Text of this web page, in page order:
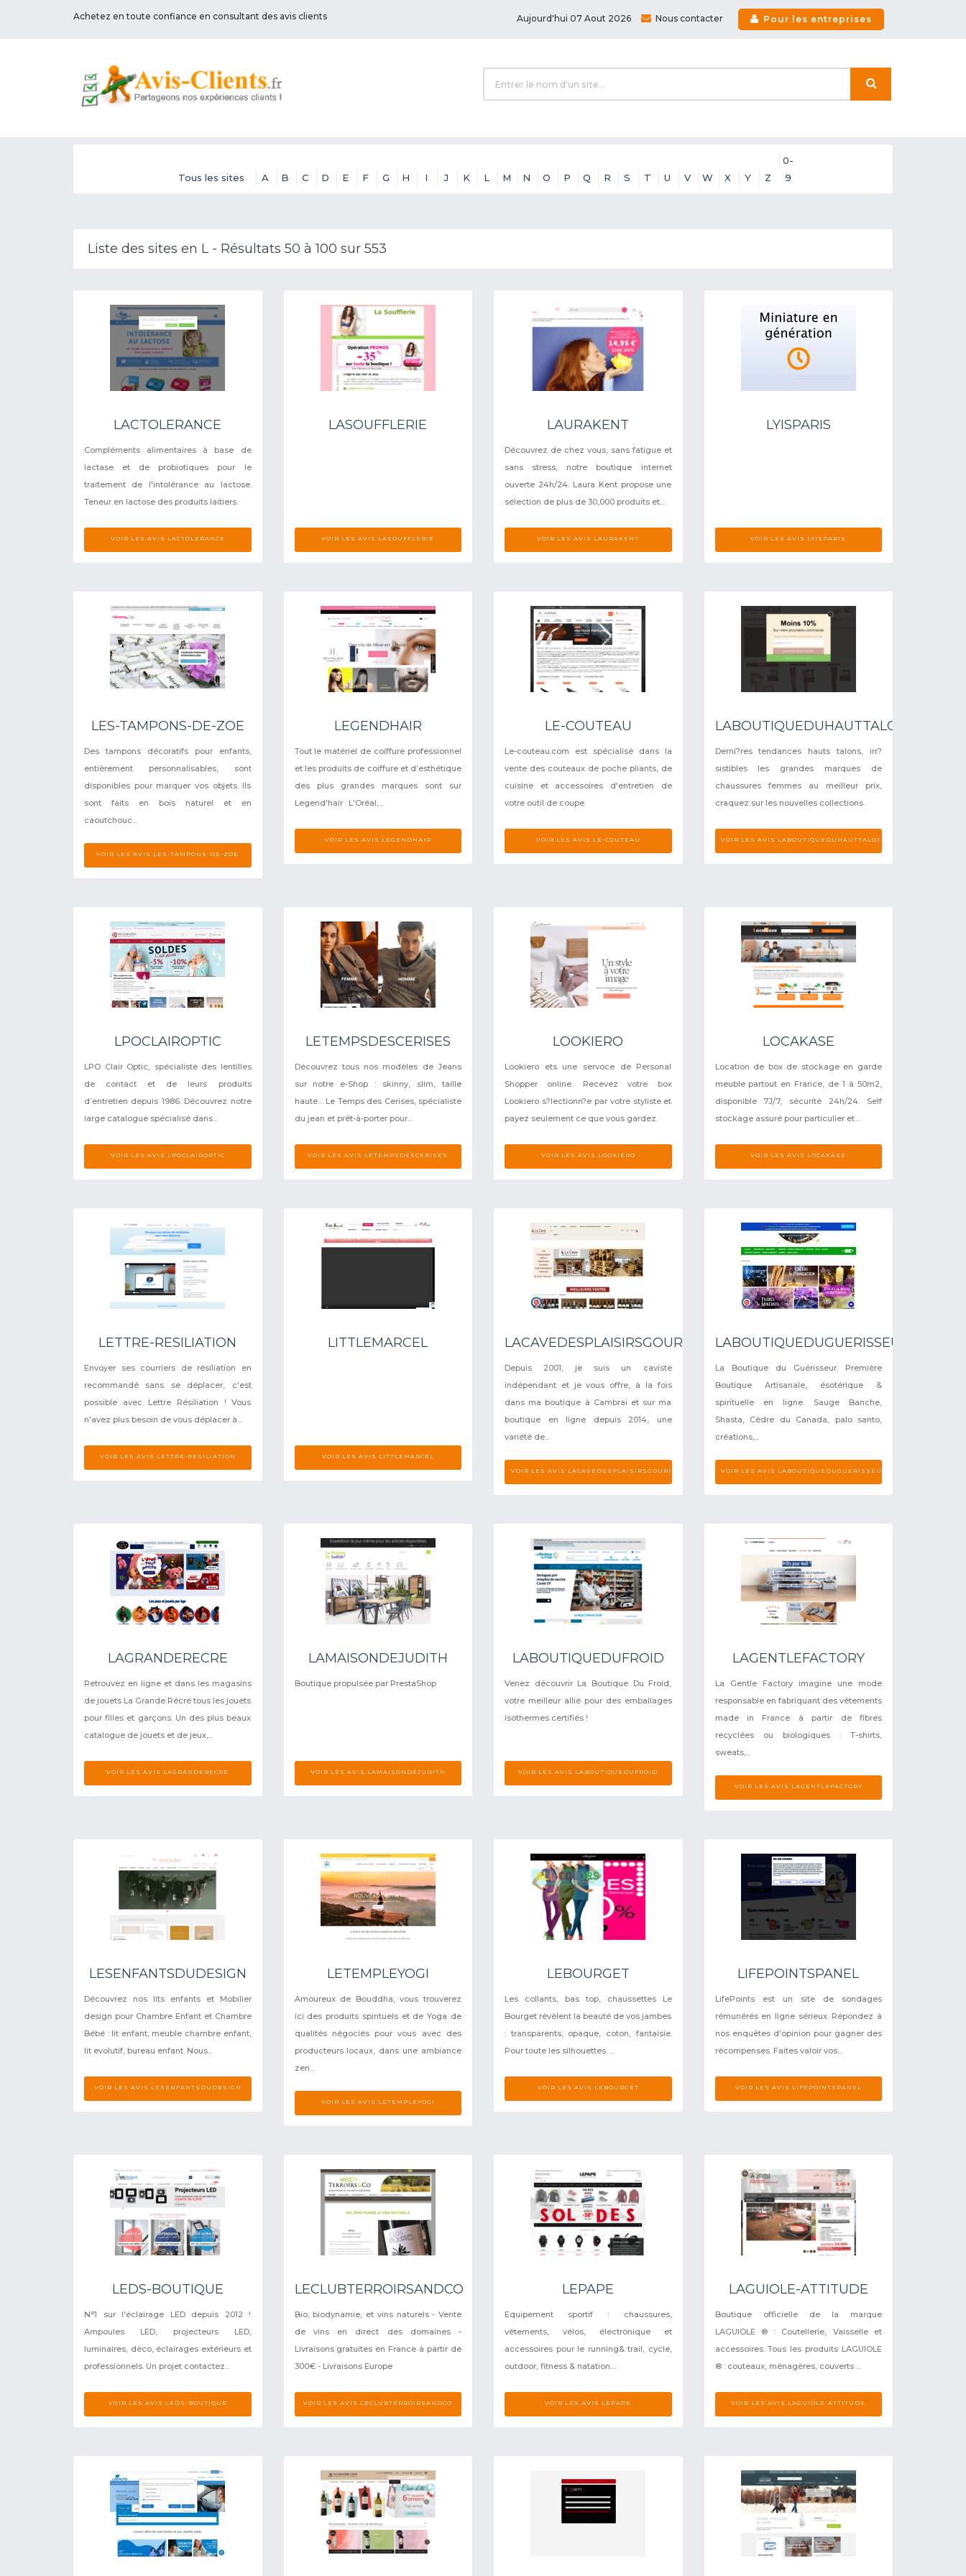
Achetez en toute confiance en consultant des avis clients Aujourd'hui 07 Aout 2026 Nous contacter Pour les entreprises
Tous les sites A B C D E F G H I J K L M N O P Q R S T U V W X Y Z
0-
9
Liste des sites en L - Résultats 50 à 100 sur 553
LACTOLERANCE
Compléments alimentaires à base de
lactase et de probiotiques pour le
traitement de l'intolérance au lactose.
Teneur en lactose des produits laitiers.
VOIR LES AVIS LACTOLERANCE
LASOUFFLERIE
VOIR LES AVIS LASOUFFLERIE
LAURAKENT
Découvrez de chez vous, sans fatigue et
sans stress, notre boutique internet
ouverte 24h/24. Laura Kent propose une
sélection de plus de 30,000 produits et...
VOIR LES AVIS LAURAKENT
LYISPARIS
VOIR LES AVIS LYISPARIS
LES-TAMPONS-DE-ZOE
Des tampons décoratifs pour enfants,
entièrement personnalisables, sont
disponibles pour marquer vos objets. Ils
sont faits en bois naturel et en
caoutchouc...
VOIR LES AVIS LES-TAMPONS-DE-ZOE
LEGENDHAIR
Tout le matériel de coiffure professionnel
et les produits de coiffure et d’esthétique
des plus grandes marques sont sur
Legend'hair : L'Oréal,...
VOIR LES AVIS LEGENDHAIR
LE-COUTEAU
Le-couteau.com est spécialisé dans la
vente des couteaux de poche pliants, de
cuisine et accessoires d'entretien de
votre outil de coupe.
VOIR LES AVIS LE-COUTEAU
LABOUTIQUEDUHAUTTALON
Derni?res tendances hauts talons, irr?
sistibles les grandes marques de
chaussures femmes au meilleur prix,
craquez sur les nouvelles collections.
VOIR LES AVIS LABOUTIQUEDUHAUTTALON
LPOCLAIROPTIC
LPO Clair Optic, spécialiste des lentilles
de contact et de leurs produits
d’entretien depuis 1986. Découvrez notre
large catalogue spécialisé dans...
VOIR LES AVIS LPOCLAIROPTIC
LETEMPSDESCERISES
Découvrez tous nos modèles de Jeans
sur notre e-Shop : skinny, slim, taille
haute… Le Temps des Cerises, spécialiste
du jean et prêt-à-porter pour...
VOIR LES AVIS LETEMPSDESCERISES
LOOKIERO
Lookiero ets une servoce de Personal
Shopper online. Recevez votre box
Lookiero s?lectionn?e par votre styliste et
payez seulement ce que vous gardez.
VOIR LES AVIS LOOKIERO
LOCAKASE
Location de box de stockage en garde
meuble partout en France, de 1 à 50m2,
disponible 7J/7, sécurité 24h/24. Self
stockage assuré pour particulier et...
VOIR LES AVIS LOCAKASE
LETTRE-RESILIATION
Envoyer ses courriers de résiliation en
recommandé sans se déplacer, c'est
possible avec Lettre Résiliation ! Vous
n'avez plus besoin de vous déplacer à...
VOIR LES AVIS LETTRE-RESILIATION
LITTLEMARCEL
VOIR LES AVIS LITTLEMARCEL
LACAVEDESPLAISIRSGOURMANDS
Depuis 2001, je suis un caviste
indépendant et je vous offre, à la fois
dans ma boutique à Cambrai et sur ma
boutique en ligne depuis 2014, une
variété de...
VOIR LES AVIS LACAVEDESPLAISIRSGOURMANDS
LABOUTIQUEDUGUERISSEUR
La Boutique du Guérisseur. Première
Boutique Artisanale, ésotérique &
spirituelle en ligne. Sauge Banche,
Shasta, Cèdre du Canada, palo santo,
créations,...
VOIR LES AVIS LABOUTIQUEDUGUERISSEUR
LAGRANDERECRE
Retrouvez en ligne et dans les magasins
de jouets La Grande Récré tous les jouets
pour filles et garçons. Un des plus beaux
catalogue de jouets et de jeux,...
VOIR LES AVIS LAGRANDERECRE
LAMAISONDEJUDITH
Boutique propulsée par PrestaShop
VOIR LES AVIS LAMAISONDEJUDITH
LABOUTIQUEDUFROID
Venez découvrir La Boutique Du Froid,
votre meilleur allié pour des emballages
isothermes certifiés !
VOIR LES AVIS LABOUTIQUEDUFROID
LAGENTLEFACTORY
La Gentle Factory imagine une mode
responsable en fabriquant des vêtements
made in France à partir de fibres
recyclées ou biologiques : T-shirts,
sweats,...
VOIR LES AVIS LAGENTLEFACTORY
LESENFANTSDUDESIGN
Découvrez nos lits enfants et Mobilier
design pour Chambre Enfant et Chambre
Bébé : lit enfant, meuble chambre enfant,
lit evolutif, bureau enfant. Nous...
VOIR LES AVIS LESENFANTSDUDESIGN
LETEMPLEYOGI
Amoureux de Bouddha, vous trouverez
ici des produits spirituels et de Yoga de
qualités négociés pour vous avec des
producteurs locaux, dans une ambiance
zen...
VOIR LES AVIS LETEMPLEYOGI
LEBOURGET
Les collants, bas top, chaussettes Le
Bourget révèlent la beauté de vos jambes
: transparents, opaque, coton, fantaisie.
Pour toute les silhouettes. ...
VOIR LES AVIS LEBOURGET
LIFEPOINTSPANEL
LifePoints est un site de sondages
rémunérés en ligne sérieux. Répondez à
nos enquêtes d'opinion pour gagner des
récompenses. Faites valoir vos...
VOIR LES AVIS LIFEPOINTSPANEL
LEDS-BOUTIQUE
N°1 sur l'éclairage LED depuis 2012 !
Ampoules LED, projecteurs LED,
luminaires, déco, éclairages extérieurs et
professionnels. Un projet contactez...
VOIR LES AVIS LEDS-BOUTIQUE
LECLUBTERROIRSANDCO
Bio, biodynamie, et vins naturels - Vente
de vins en direct des domaines -
Livraisons gratuites en France à partir de
300€ - Livraisons Europe
VOIR LES AVIS LECLUBTERROIRSANDCO
LEPAPE
Equipement sportif : chaussures,
vêtements, vélos, électronique et
accessoires pour le running& trail, cycle,
outdoor, fitness & natation....
VOIR LES AVIS LEPAPE
LAGUIOLE-ATTITUDE
Boutique officielle de la marque
LAGUIOLE ® : Coutellerie, Vaisselle et
accessoires. Tous les produits LAGUIOLE
® : couteaux, ménagères, couverts ...
VOIR LES AVIS LAGUIOLE-ATTITUDE